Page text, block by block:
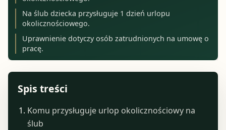
Na ślub dziecka przysługuje 1 dzień urlopu
okolicznościowego.
Uprawnienie dotyczy osób zatrudnionych na umowę o
pracę.
Spis treści
Komu przysługuje urlop okolicznościowy na
ślub